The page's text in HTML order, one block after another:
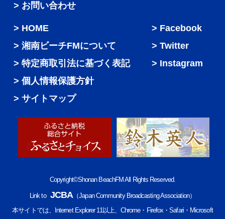
> お問い合わせ
HOME
湘南ビーチFMについて
特定商取引法に基づく表記
個人情報保護方針
サイトマップ
Facebook
Twitter
Instagram
Copyright©Shonan BeachFM All Rights Reserved.
Link to JCBA（Japan Community Broadcasting Association）
本サイトでは、Internet Explorer 11以上、Chrome・Firefox・Safari・Microsoft